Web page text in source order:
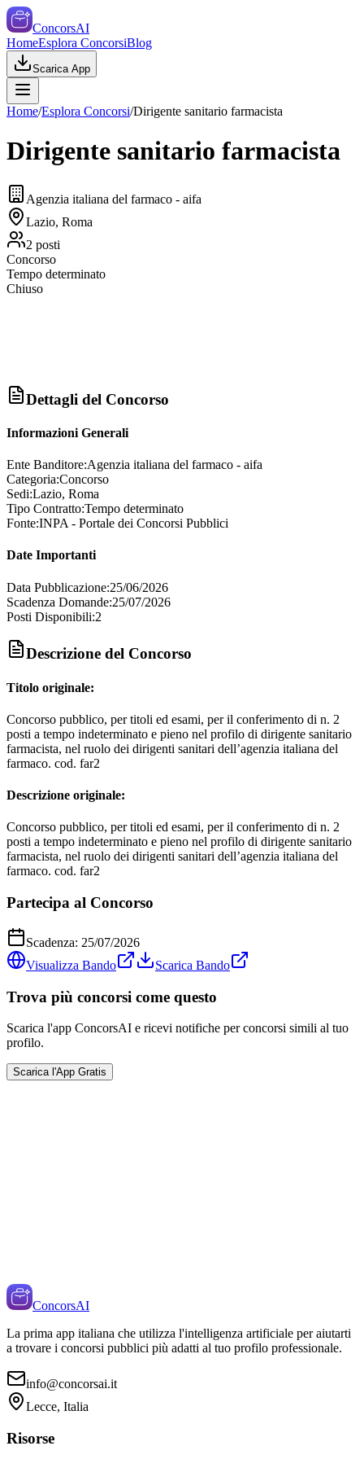
ConcorsAI
HomeEsplora ConcorsiBlog
Scarica App
Home/Esplora Concorsi/Dirigente sanitario farmacista
Dirigente sanitario farmacista
Agenzia italiana del farmaco - aifa
Lazio, Roma
2 posti
Concorso
Tempo determinato
Chiuso
Dettagli del Concorso
Informazioni Generali
Ente Banditore:Agenzia italiana del farmaco - aifa
Categoria:Concorso
Sedi:Lazio, Roma
Tipo Contratto:Tempo determinato
Fonte:INPA - Portale dei Concorsi Pubblici
Date Importanti
Data Pubblicazione:25/06/2026
Scadenza Domande:25/07/2026
Posti Disponibili:2
Descrizione del Concorso
Titolo originale:
Concorso pubblico, per titoli ed esami, per il conferimento di n. 2
posti a tempo indeterminato e pieno nel profilo di dirigente sanitario
farmacista, nel ruolo dei dirigenti sanitari dell’agenzia italiana del
farmaco. cod. far2
Descrizione originale:
Concorso pubblico, per titoli ed esami, per il conferimento di n. 2
posti a tempo indeterminato e pieno nel profilo di dirigente sanitario
farmacista, nel ruolo dei dirigenti sanitari dell’agenzia italiana del
farmaco. cod. far2
Partecipa al Concorso
Scadenza: 25/07/2026
Visualizza Bando
Scarica Bando
Trova più concorsi come questo
Scarica l'app ConcorsAI e ricevi notifiche per concorsi simili al tuo
profilo.
Scarica l'App Gratis
ConcorsAI
La prima app italiana che utilizza l'intelligenza artificiale per aiutarti
a trovare i concorsi pubblici più adatti al tuo profilo professionale.
info@concorsai.it
Lecce, Italia
Risorse